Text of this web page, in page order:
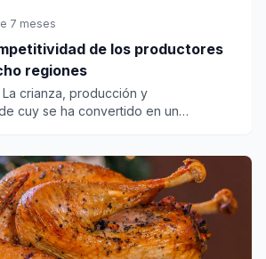
7 meses
de los productores
regiones
La crianza, producción y
cuy se ha convertido en un